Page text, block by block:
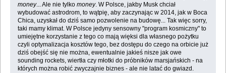
money... Ale nie tylko money. W Polsce, jakby Musk chciał
wybudować astrodrom, to wątpię, aby zaczynając w 2014, jak w Boca
Chica, uzyskał do dziś samo pozwolenie na budowę... Tak więc sorry,
taki mamy klimat. W Polsce jedyny sensowny "program kosmiczny" to
umiejętne korzystanie z tego co mają więksi dla własnego pożytku
czyli optymalizacja kosztów tego, bez dostępu do czego na orbicie już
dziś obejść się nie można, ewentualnie jakieś nisze jak owe
sounding rockets, wiertła czy młotki do próbników marsjańskich - na
których można robić zwyczajnie biznes - ale nie latać do gwiazd.